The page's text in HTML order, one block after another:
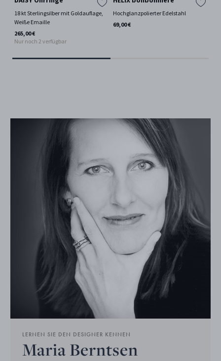
18 kt Sterlingsilber mit Goldauflage,
Weiße Emaille
265,00 €
Nur noch 2 verfügbar
Hochglanzpolierter Edelstahl
69,00 €
LERNEN SIE DEN DESIGNER KENNEN
Maria Berntsen